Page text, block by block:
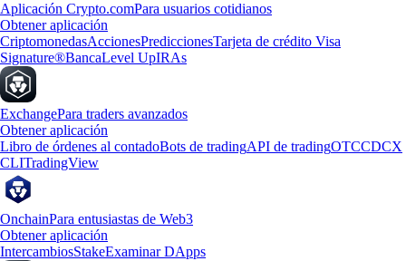
Aplicación Crypto.comPara usuarios cotidianos
Obtener aplicación
CriptomonedasAccionesPrediccionesTarjeta de crédito Visa
Signature®BancaLevel UpIRAs
ExchangePara traders avanzados
Obtener aplicación
Libro de órdenes al contadoBots de tradingAPI de tradingOTCCDCX
CLITradingView
OnchainPara entusiastas de Web3
Obtener aplicación
IntercambiosStakeExaminar DApps